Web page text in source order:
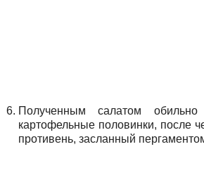
Полученным салатом
картофельные половинки, после
противень, засланный